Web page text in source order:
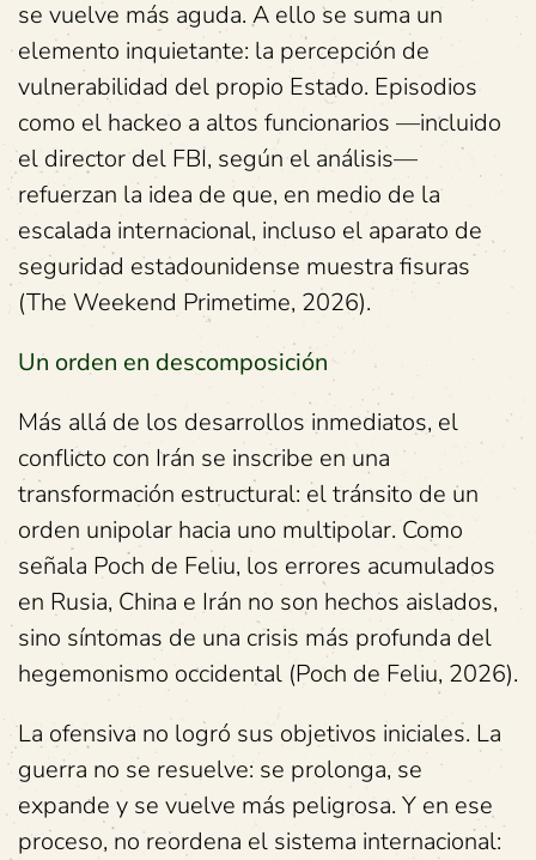
se vuelve más aguda. A ello se suma un
elemento inquietante: la percepción de
vulnerabilidad del propio Estado. Episodios
como el hackeo a altos funcionarios —incluido
el director del FBI, según el análisis—
refuerzan la idea de que, en medio de la
escalada internacional, incluso el aparato de
seguridad estadounidense muestra fisuras
(The Weekend Primetime, 2026).
Un orden en descomposición
Más allá de los desarrollos inmediatos, el
conflicto con Irán se inscribe en una
transformación estructural: el tránsito de un
orden unipolar hacia uno multipolar. Como
señala Poch de Feliu, los errores acumulados
en Rusia, China e Irán no son hechos aislados,
sino síntomas de una crisis más profunda del
hegemonismo occidental (Poch de Feliu, 2026).
La ofensiva no logró sus objetivos iniciales. La
guerra no se resuelve: se prolonga, se
expande y se vuelve más peligrosa. Y en ese
proceso, no reordena el sistema internacional: